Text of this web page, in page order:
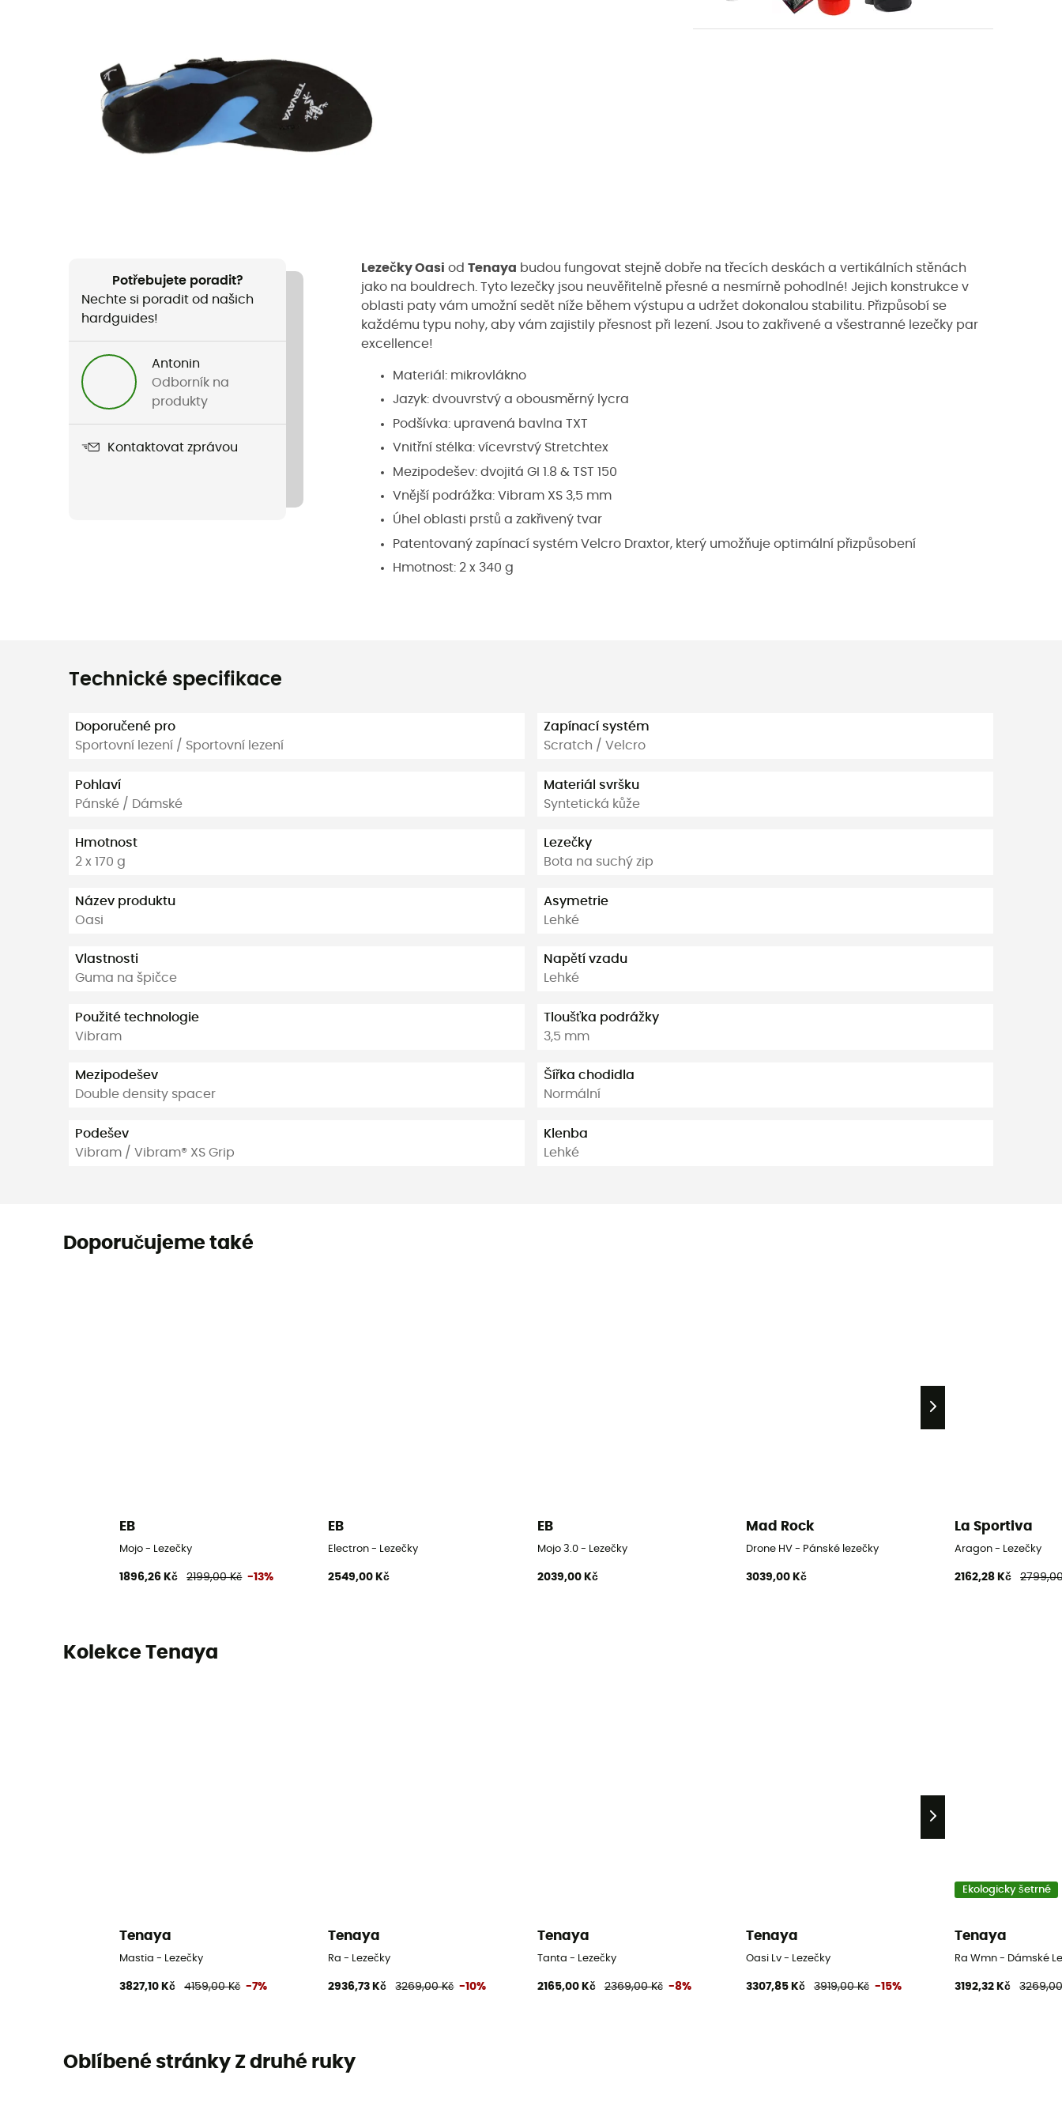
Potřebujete poradit?
Nechte si poradit od našich
hardguides!
Antonin
Odborník na
produkty
Kontaktovat zprávou
Lezečky Oasi od Tenaya budou fungovat stejně dobře na třecích deskách a vertikálních stěnách
jako na bouldrech. Tyto lezečky jsou neuvěřitelně přesné a nesmírně pohodlné! Jejich konstrukce v
oblasti paty vám umožní sedět níže během výstupu a udržet dokonalou stabilitu. Přizpůsobí se
každému typu nohy, aby vám zajistily přesnost při lezení. Jsou to zakřivené a všestranné lezečky par
excellence!
Materiál: mikrovlákno
Jazyk: dvouvrstvý a obousměrný lycra
Podšívka: upravená bavlna TXT
Vnitřní stélka: vícevrstvý Stretchtex
Mezipodešev: dvojitá GI 1.8 & TST 150
Vnější podrážka: Vibram XS 3,5 mm
Úhel oblasti prstů a zakřivený tvar
Patentovaný zapínací systém Velcro Draxtor, který umožňuje optimální přizpůsobení
Hmotnost: 2 x 340 g
Technické specifikace
Doporučené pro
Sportovní lezení / Sportovní lezení
Pohlaví
Pánské / Dámské
Hmotnost
2 x 170 g
Název produktu
Oasi
Vlastnosti
Guma na špičce
Použité technologie
Vibram
Mezipodešev
Double density spacer
Podešev
Vibram / Vibram® XS Grip
Zapínací systém
Scratch / Velcro
Materiál svršku
Syntetická kůže
Lezečky
Bota na suchý zip
Asymetrie
Lehké
Napětí vzadu
Lehké
Tloušťka podrážky
3,5 mm
Šířka chodidla
Normální
Klenba
Lehké
Doporučujeme také
EB
Mojo - Lezečky
1896,26 Kč 2199,00 Kč -13%
EB
Electron - Lezečky
2549,00 Kč
EB
Mojo 3.0 - Lezečky
2039,00 Kč
Mad Rock
Drone HV - Pánské lezečky
3039,00 Kč
La Sportiva
Aragon - Lezečky
2162,28 Kč
Kolekce Tenaya
Tenaya
Mastia - Lezečky
3827,10 Kč 4159,00 Kč -7%
Tenaya
Ra - Lezečky
2936,73 Kč 3269,00 Kč -10%
Tenaya
Tanta - Lezečky
2165,00 Kč 2369,00 Kč -8%
Tenaya
Oasi Lv - Lezečky
3307,85 Kč 3919,00 Kč -15%
Ekologicky šetrné
Tenaya
Ra Wmn - Dámské
3192,32 Kč
Oblíbené stránky Z druhé ruky